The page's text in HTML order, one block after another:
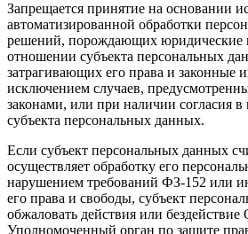
Запрещается принятие на основании
автоматизированной обработки
решений, порождающих юридические
отношении субъекта персональных
затрагивающих его права и законные
исключением случаев,
законами, или при наличии согласия
субъекта персональных данных.
Если субъект персональных данных
осуществляет обработку его
нарушением требований ФЗ-152 или
его права и свободы, субъект
обжаловать действия или бездействие
Уполномоченный орган по защите